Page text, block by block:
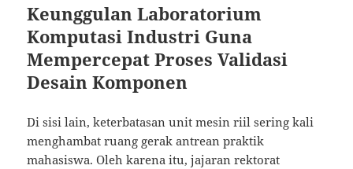
Keunggulan Laboratorium
Komputasi Industri Guna
Mempercepat Proses Validasi
Desain Komponen
Di sisi lain, keterbatasan unit mesin riil sering kali
menghambat ruang gerak antrean praktik
mahasiswa. Oleh karena itu, jajaran rektorat